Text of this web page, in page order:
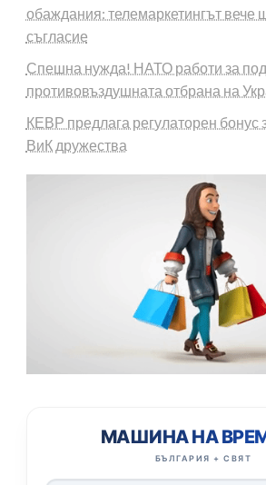
обаждания: телемаркетингът вече
съгласие
Спешна нужда! НАТО работи за
противовъздушната отбрана на
КЕВР предлага регулаторен бонус
ВиК дружества
МАШИНА НА
БЪЛГАРИЯ + СВЯТ